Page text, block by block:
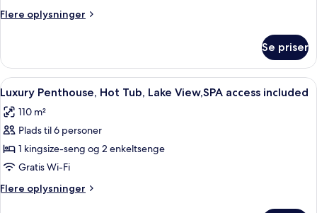
access
Flere oplysninger
Flere
Garden
View,
SPA
access
included
Se priser
Indlæs
alle
billeder
af
Luxury
Penthouse,
Hot
Tub,
En moderne stue med et
6
Luxury Penthouse, Hot Tub, Lake View,SPA access included
110 m²
Plads til 6 personer
1 kingsize-seng og 2 enkeltsenge
Gratis Wi-Fi
Flere oplysninger
Flere